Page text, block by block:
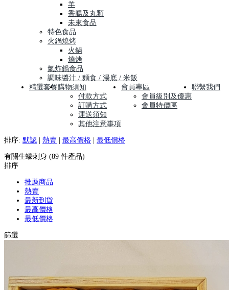
羊
香腸及丸類
未來食品
特色食品
火鍋燒烤
火鍋
燒烤
氣炸鍋食品
調味醬汁 / 麵食 / 湯底 / 米飯
精選套餐購物須知
付款方式
訂購方式
運送須知
其他注意事項
會員專區
會員級別及優惠
會員特價區
聯繫我們
排序: 默認 熱賣 最高價格 最低價格
有關生蠔刺身 (89 件產品)
排序
推薦商品
熱賣
最新到貨
最高價格
最低價格
篩選